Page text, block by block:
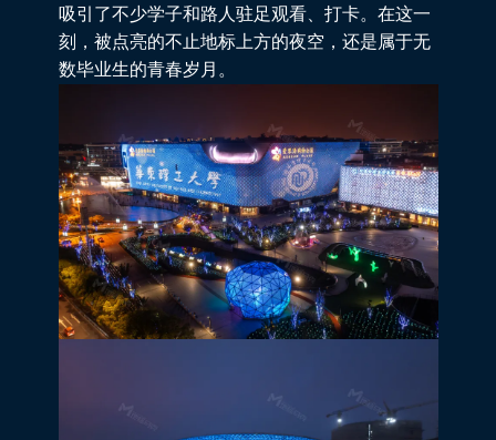
吸引了不少学子和路人驻足观看、打卡。在这一
刻，被点亮的不止地标上方的夜空，还是属于无
数毕业生的青春岁月。